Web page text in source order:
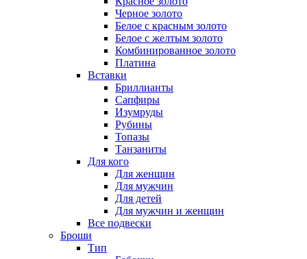
Черное золото
Белое с красным золото
Белое с желтым золото
Комбинированное золото
Платина
Вставки
Бриллианты
Сапфиры
Изумруды
Рубины
Топазы
Танзаниты
Для кого
Для женщин
Для мужчин
Для детей
Для мужчин и женщин
Все подвески
Броши
Тип